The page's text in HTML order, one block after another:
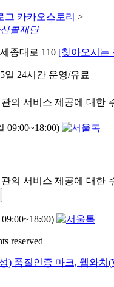
그 카카오스토리 >
콜재단
종대로 110 [찾아오시는
일 24시간 운영/유료
의 서비스 제공에 대한
09:00~18:00)
의 서비스 제공에 대한
reserved